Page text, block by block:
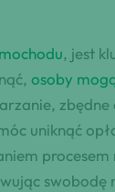
, jest
osoby
uniknąć